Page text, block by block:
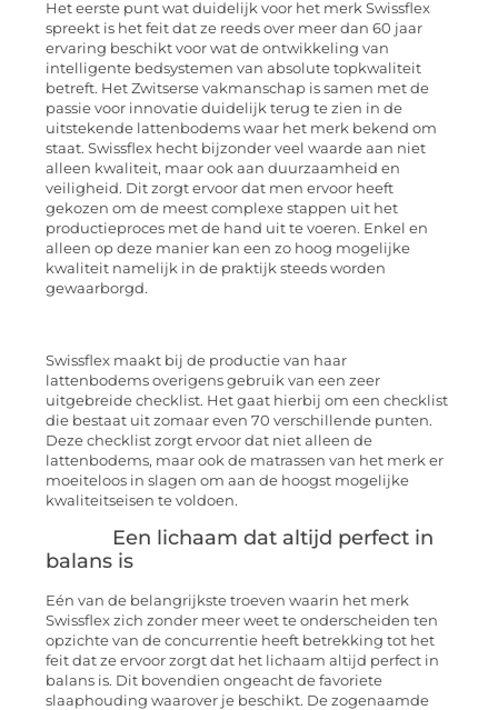
Het eerste punt wat duidelijk voor het merk Swissflex
spreekt is het feit dat ze reeds over meer dan 60 jaar
ervaring beschikt voor wat de ontwikkeling van
intelligente bedsystemen van absolute topkwaliteit
betreft. Het Zwitserse vakmanschap is samen met de
passie voor innovatie duidelijk terug te zien in de
uitstekende lattenbodems waar het merk bekend om
staat. Swissflex hecht bijzonder veel waarde aan niet
alleen kwaliteit, maar ook aan duurzaamheid en
veiligheid. Dit zorgt ervoor dat men ervoor heeft
gekozen om de meest complexe stappen uit het
productieproces met de hand uit te voeren. Enkel en
alleen op deze manier kan een zo hoog mogelijke
kwaliteit namelijk in de praktijk steeds worden
gewaarborgd.
Swissflex maakt bij de productie van haar
lattenbodems overigens gebruik van een zeer
uitgebreide checklist. Het gaat hierbij om een checklist
die bestaat uit zomaar even 70 verschillende punten.
Deze checklist zorgt ervoor dat niet alleen de
lattenbodems, maar ook de matrassen van het merk er
moeiteloos in slagen om aan de hoogst mogelijke
kwaliteitseisen te voldoen.
Een lichaam dat altijd perfect in
balans is
Eén van de belangrijkste troeven waarin het merk
Swissflex zich zonder meer weet te onderscheiden ten
opzichte van de concurrentie heeft betrekking tot het
feit dat ze ervoor zorgt dat het lichaam altijd perfect in
balans is. Dit bovendien ongeacht de favoriete
slaaphouding waarover je beschikt. De zogenaamde